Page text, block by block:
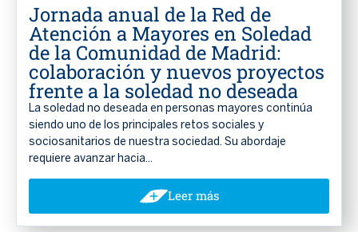
Jornada anual de la Red de
Atención a Mayores en Soledad
de la Comunidad de Madrid:
colaboración y nuevos proyectos
frente a la soledad no deseada
La soledad no deseada en personas mayores continúa
siendo uno de los principales retos sociales y
sociosanitarios de nuestra sociedad. Su abordaje
requiere avanzar hacia...
Leer más